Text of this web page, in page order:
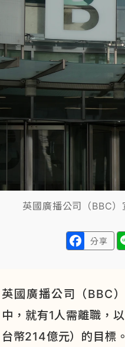
周末精選｜ 跨境網購族注
蔣萬安的建中同學！47歲法
英國廣播公司（BBC
分享
英國廣播公司（BBC
中，就有1人需離職，
台幣214億元）的目標。